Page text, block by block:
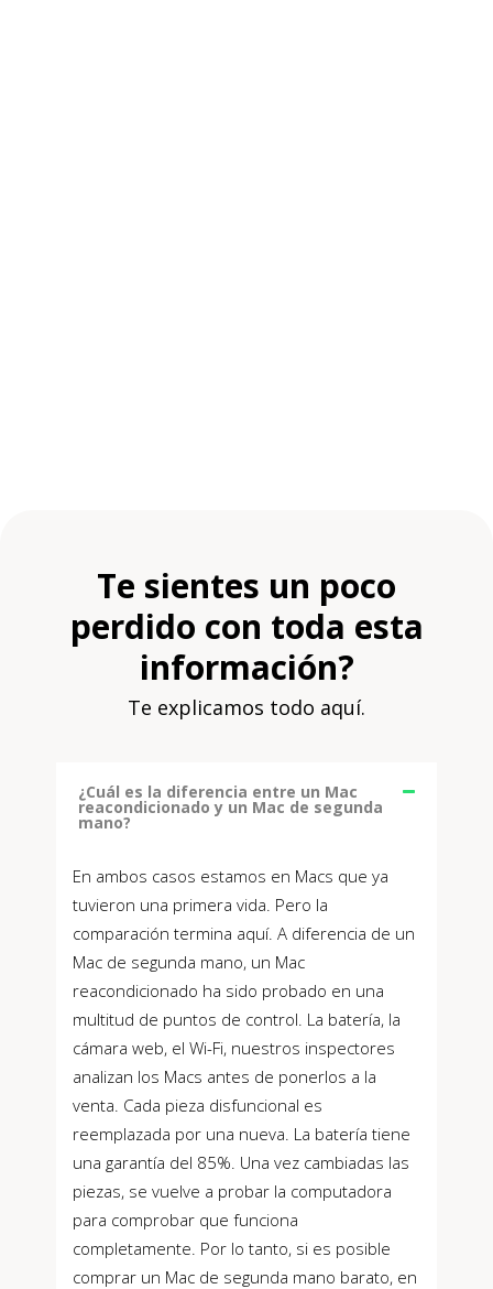
Te sientes un poco
perdido con toda esta
información?
Te explicamos todo aquí.
¿Cuál es la diferencia entre un Mac
reacondicionado y un Mac de segunda
mano?
En ambos casos estamos en Macs que ya
tuvieron una primera vida. Pero la
comparación termina aquí. A diferencia de un
Mac de segunda mano, un Mac
reacondicionado ha sido probado en una
multitud de puntos de control. La batería, la
cámara web, el Wi-Fi, nuestros inspectores
analizan los Macs antes de ponerlos a la
venta. Cada pieza disfuncional es
reemplazada por una nueva. La batería tiene
una garantía del 85%. Una vez cambiadas las
piezas, se vuelve a probar la computadora
para comprobar que funciona
completamente. Por lo tanto, si es posible
comprar un Mac de segunda mano barato, en